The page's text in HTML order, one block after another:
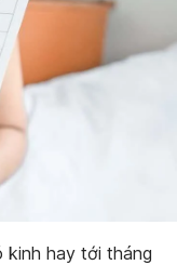
kinh hay tới tháng